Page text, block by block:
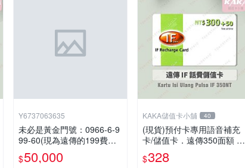
Y6737063635
未必是黃金門號：0966-6-9
99-60(現為遠傳的199費率
門號，屆時將以無約狀態過
戶)。
$50,000
KAKA儲值卡小舖 40
(現貨)預付卡專用語音補充
卡/儲值卡．遠傳350面額 ．
IF 350 [KAKA儲值卡小舖]
$328